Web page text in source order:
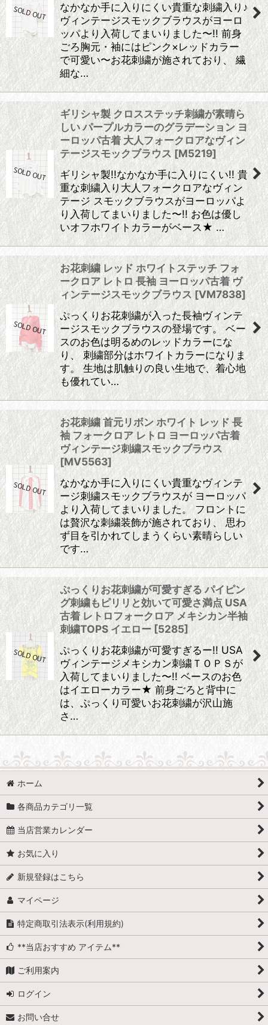
なかなか手に入りにくい貴重な刺繍入り♪
ヴィンテージスモックブラウスがヨーロ
ッパより入荷してまいりました〜!! 前身
ごろ胸元・袖にはピンク×レッドカラー
で可愛い〜お花刺繍が施されており、 繊
細な…
ギリシャ製 クロスステッチ刺繍が素晴ら
しい パープルカラーのグラデーション ヨ
ーロッパ古着 大人フォークロアなヴィン
テージスモックブラウス[M5219]
ギリシャ製!!なかなか手に入りにくい!! 貴
重な刺繍入り大人フォークロアなヴィン
テージ スモックブラウスがヨーロッパよ
り入荷してまいりました〜!! お色は優し
いオフホワイトカラーがベース★ …
お花刺繍 レッド ホワイトステッチ フォ
ークロア レトロ 長袖 ヨーロッパ古着 ヴ
ィンテージスモックブラウス [VM7838]
ぷっくりお花刺繍が入った長袖ヴィンテ
ージスモックブラウスの登場です。 ベー
スのお色は明るめのレッドカラーにな
り、 刺繍部分はホワイトカラーになりま
す。 生地は肌触りの良い生地で、着心地
も優れてい…
お花刺繍 首元リボン ホワイト レッド 長
袖 フォークロア レトロ ヨーロッパ古着
ヴィンテージ刺繍スモックブラウス
[MV5563]
なかなか手に入りにくい貴重なヴィンテ
ージ刺繍スモックブラウスが ヨーロッパ
より入荷してまいりました。 フロントに
は贅沢な刺繍装飾が施されており、 思わ
ず目を引かれてしまうくらい素晴らしい
です…
ぷっくりお花刺繍が可愛すぎる パイピン
グ刺繍もピリリと効いて可愛さ満点 USA
古着 レトロフォークロア メキシカン半袖
刺繍TOPS イエロー[5285]
ぷっくりお花刺繍が可愛すぎるー!! USA
ヴィンテージメキシカン刺繍ＴＯＰＳが
入荷してまいりました〜!! ベースのお色
はイエローカラー★ 前身ごろと背中に
は、ぷっくり可愛いお花刺繍が沢山施
さ…
ホーム
各商品カテゴリ一覧
当店営業カレンダー
お気に入り
新規登録はこちら
マイページ
特定商取引法表示(利用規約)
**当店おすすめ アイテム**
ご利用案内
ログイン
お問い合せ